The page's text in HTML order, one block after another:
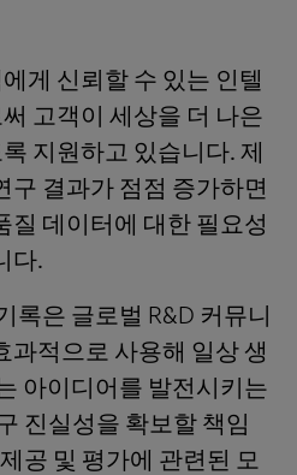
게 신뢰할 수 있는 인텔
고객이 세상을 더 나은
지원하고 있습니다. 제
구 결과가 점점 증가하면
질 데이터에 대한 필요성
다.
록은 글로벌 R&D 커뮤니
과적으로 사용해 일상 생
아이디어를 발전시키는
진실성을 확보할 책임
공 및 평가에 관련된 모